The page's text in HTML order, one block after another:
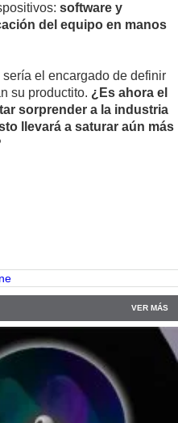
software y
del equipo en manos
el encargado de definir
su productito. ¿Es ahora el
sorprender a la industria
llevará a saturar aún más
VER MÁS